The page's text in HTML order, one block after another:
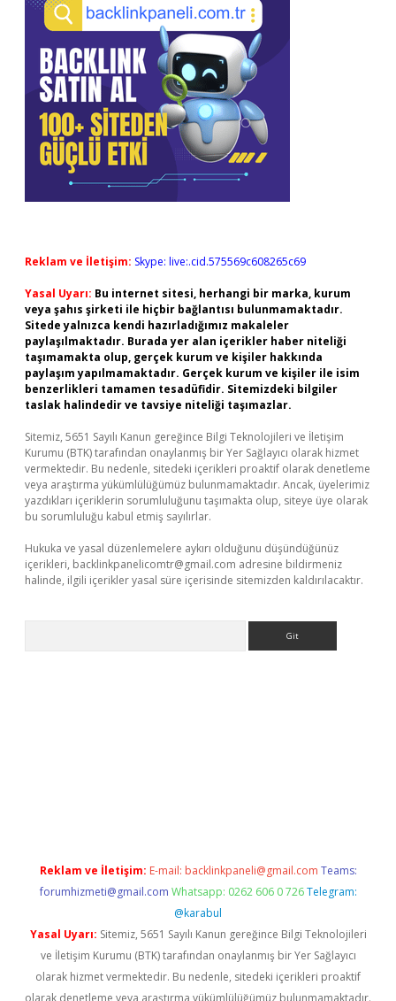
Reklam ve İletişim: Skype: live:.cid.575569c608265c69
Yasal Uyarı: Bu internet sitesi, herhangi bir marka, kurum
veya şahıs şirketi ile hiçbir bağlantısı bulunmamaktadır.
Sitede yalnızca kendi hazırladığımız makaleler
paylaşılmaktadır. Burada yer alan içerikler haber niteliği
taşımamakta olup, gerçek kurum ve kişiler hakkında
paylaşım yapılmamaktadır. Gerçek kurum ve kişiler ile isim
benzerlikleri tamamen tesadüfidir. Sitemizdeki bilgiler
taslak halindedir ve tavsiye niteliği taşımazlar.
Sitemiz, 5651 Sayılı Kanun gereğince Bilgi Teknolojileri ve İletişim
Kurumu (BTK) tarafından onaylanmış bir Yer Sağlayıcı olarak hizmet
vermektedir. Bu nedenle, sitedeki içerikleri proaktif olarak denetleme
veya araştırma yükümlülüğümüz bulunmamaktadır. Ancak, üyelerimiz
yazdıkları içeriklerin sorumluluğunu taşımakta olup, siteye üye olarak
bu sorumluluğu kabul etmiş sayılırlar.
Hukuka ve yasal düzenlemelere aykırı olduğunu düşündüğünüz
içerikleri, backlinkpanelicomtr@gmail.com adresine bildirmeniz
halinde, ilgili içerikler yasal süre içerisinde sitemizden kaldırılacaktır.
Reklam ve İletişim: E-mail: backlinkpaneli@gmail.com Teams:
forumhizmeti@gmail.com Whatsapp: 0262 606 0 726 Telegram:
@karabul
Yasal Uyarı: Sitemiz, 5651 Sayılı Kanun gereğince Bilgi Teknolojileri
ve İletişim Kurumu (BTK) tarafından onaylanmış bir Yer Sağlayıcı
olarak hizmet vermektedir. Bu nedenle, sitedeki içerikleri proaktif
olarak denetleme veya araştırma yükümlülüğümüz bulunmamaktadır.